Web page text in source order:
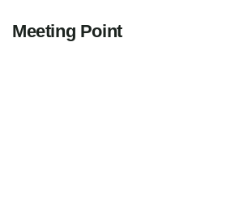
Meeting Point